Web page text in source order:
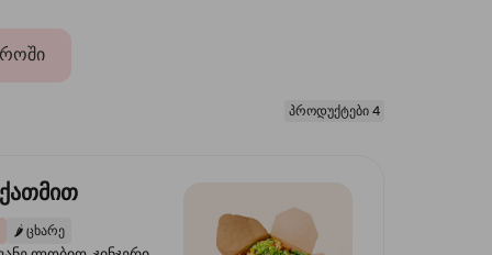
პროდუქტები 4
🌶️ ცხარე